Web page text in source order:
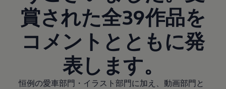
賞された全39作品を
コメントとともに発
表します。
恒例の愛車部門・イラスト部門に加え、動画部門と